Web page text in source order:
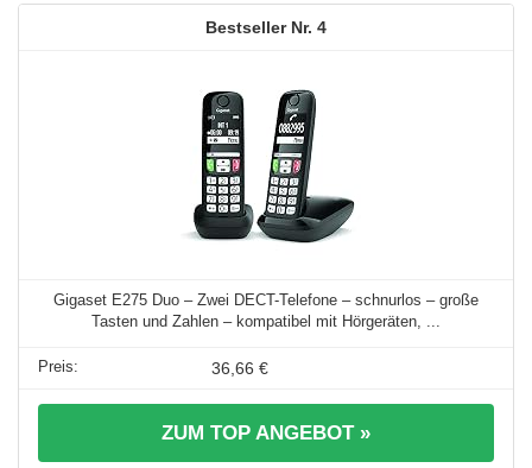
4
Gigaset E275 Duo – Zwei DECT-Telefone – schnurlos – große
Tasten und Zahlen – kompatibel mit Hörgeräten, ...
36,66 €
ZUM TOP ANGEBOT »